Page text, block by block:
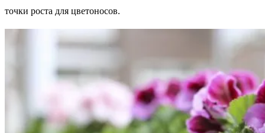
точки роста для цветоносов.